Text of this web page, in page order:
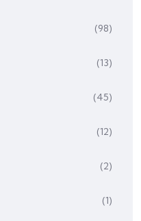
(98)
(13)
(45)
(12)
(2)
(1)